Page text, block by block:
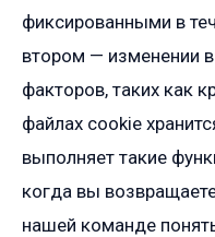
фиксированными в
втором — изменении
факторов, таких как
файлах cookie
выполняет такие
когда вы
нашей команде